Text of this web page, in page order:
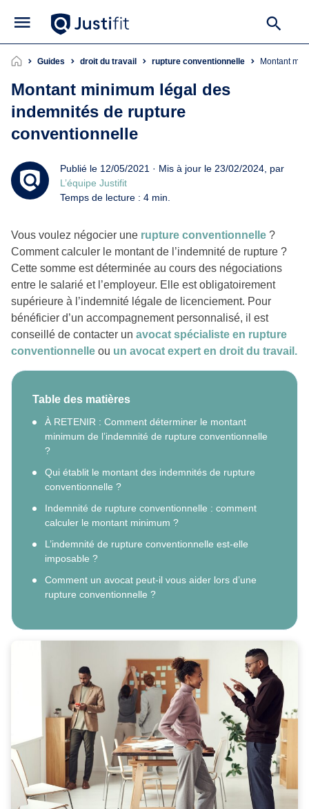
Guides droit du travail rupture conventionnelle Montant
Montant minimum légal des
indemnités de rupture
conventionnelle
Publié le 12/05/2021 · Mis à jour le 23/02/2024, par
L’équipe Justifit
Temps de lecture : 4 min.
Vous voulez négocier une rupture conventionnelle ?
Comment calculer le montant de l’indemnité de rupture ?
Cette somme est déterminée au cours des négociations
entre le salarié et l’employeur. Elle est obligatoirement
supérieure à l’indemnité légale de licenciement. Pour
bénéficier d’un accompagnement personnalisé, il est
conseillé de contacter un avocat spécialiste en rupture
conventionnelle ou un avocat expert en droit du travail.
Table des matières
À RETENIR : Comment déterminer le montant
minimum de l’indemnité de rupture conventionnelle
?
Qui établit le montant des indemnités de rupture
conventionnelle ?
Indemnité de rupture conventionnelle : comment
calculer le montant minimum ?
L’indemnité de rupture conventionnelle est-elle
imposable ?
Comment un avocat peut-il vous aider lors d’une
rupture conventionnelle ?